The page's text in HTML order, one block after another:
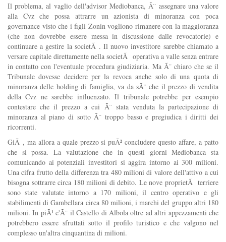
Il problema, al vaglio dell'advisor Mediobanca, Ã¨ assegnare una valore
alla Cvz che possa attrarre un azionista di minoranza con poca
governance visto che i figli Zonin vogliono rimanere con la maggioranza
(che non dovrebbe essere messa in discussione dalle revocatorie) e
continuare a gestire la societÃ . Il nuovo investitore sarebbe chiamato a
versare capitale direttamente nella societÃ operativa a valle senza entrare
in contatto con l'eventuale procedura giudiziaria. Ma Ã¨ chiaro che se il
Tribunale dovesse decidere per la revoca anche solo di una quota di
minoranza delle holding di famiglia, va da sÃ¨ che il prezzo di vendita
della Cvz ne sarebbe influenzato. Il tribunale potrebbe per esempio
contestare che il prezzo a cui Ã¨ stata venduta la partecipazione di
minoranza al piano di sotto Ã¨ troppo basso e pregiudica i diritti dei
ricorrenti.
GiÃ , ma allora a quale prezzo si puÃ² concludere questo affare, a patto
che si possa. La valutazione che in questi giorni Mediobanca sta
comunicando ai potenziali investitori si aggira intorno ai 300 milioni.
Una cifra frutto della differenza tra 480 milioni di valore dell'attivo a cui
bisogna sottrarre circa 180 milioni di debito. Le nove proprietÃ terriere
sono state valutate intorno a 170 milioni, il centro operativo e gli
stabilimenti di Gambellara circa 80 milioni, i marchi del gruppo altri 180
milioni. In piÃ¹ c'Ã¨ il Castello di Albola oltre ad altri appezzamenti che
potrebbero essere sfruttati sotto il profilo turistico e che valgono nel
complesso un'altra cinquantina di milioni.